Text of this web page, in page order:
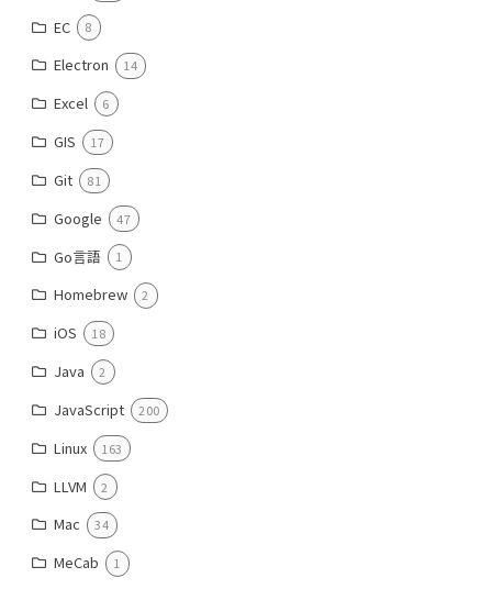
EC 8
Electron 14
Excel 6
GIS 17
Git 81
Google 47
Go言語 1
Homebrew 2
iOS 18
Java 2
JavaScript 200
Linux 163
LLVM 2
Mac 34
MeCab 1